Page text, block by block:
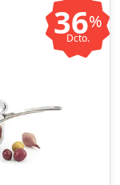
36%
Dcto.